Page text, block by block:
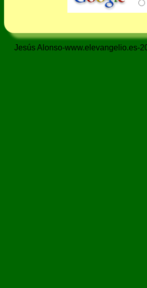
Jesús Alonso-www.elevangelio.es-